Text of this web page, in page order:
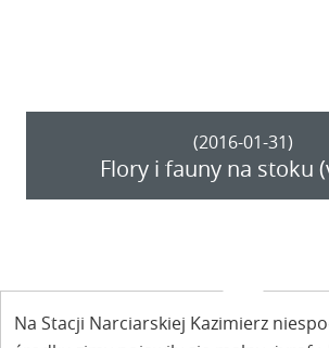
(2016-01-31)
Flory i fauny na stoku
Na Stacji Narciarskiej Kazimierz